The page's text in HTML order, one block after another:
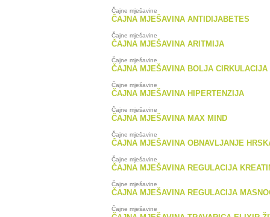
Čajne mješavine
ČAJNA MJEŠAVINA ANTIDIJABETES
Čajne mješavine
ČAJNA MJEŠAVINA ARITMIJA
Čajne mješavine
ČAJNA MJEŠAVINA BOLJA CIRKULACIJA
Čajne mješavine
ČAJNA MJEŠAVINA HIPERTENZIJA
Čajne mješavine
ČAJNA MJEŠAVINA MAX MIND
Čajne mješavine
ČAJNA MJEŠAVINA OBNAVLJANJE
Čajne mješavine
ČAJNA MJEŠAVINA REGULACIJA
Čajne mješavine
ČAJNA MJEŠAVINA REGULACIJA
Čajne mješavine